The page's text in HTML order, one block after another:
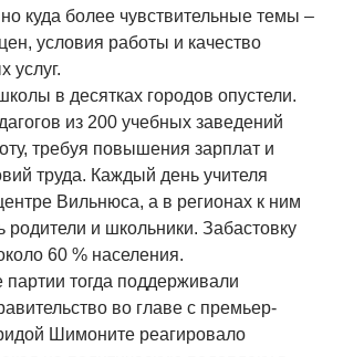
куда более чувствительные темы –
условия работы и качество
услуг.
в десятках городов опустели.
из 200 учебных заведений
требуя повышения зарплат и
труда. Каждый день учителя
Вильнюса, а в регионах к ним
родители и школьники. Забастовку
60 % населения.
тогда поддерживали
во главе с премьер-
Шимоните реагировало